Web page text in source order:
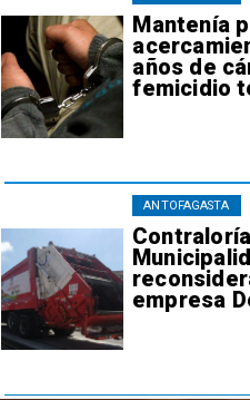
Mantenía
años de
femicidio
empresa
ANTOFAGASTA